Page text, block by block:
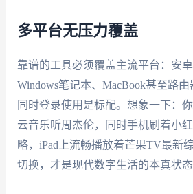
多平台无压力覆盖
靠谱的工具必须覆盖主流平台：安卓
Windows笔记本、MacBook甚至路
同时登录使用是标配。想象一下：
云音乐听周杰伦，同时手机刷着小
略，iPad上流畅播放着芒果TV最新
切换，才是现代数字生活的本真状态